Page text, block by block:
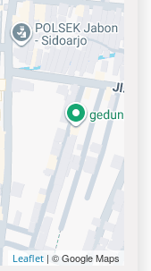
Leaflet | © Google Maps